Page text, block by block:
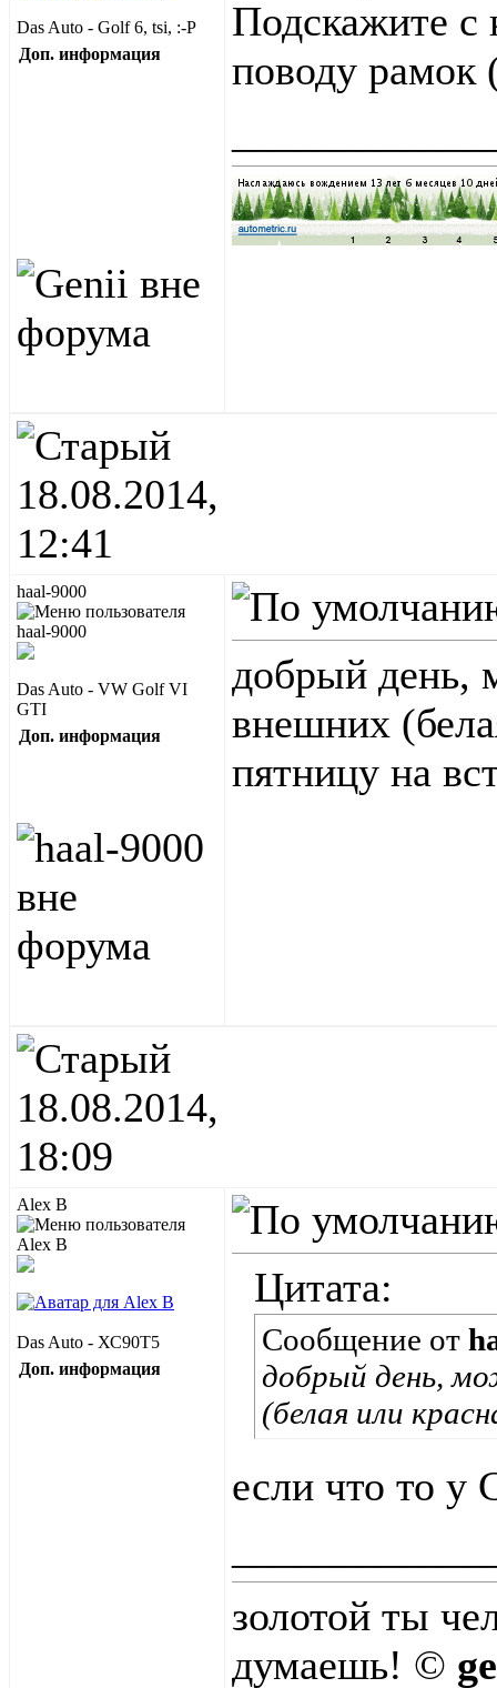
Das Auto - Golf 6, tsi, :-P
Доп. информация
Подскажите с
поводу рамок
18.08.2014,
12:41
haal-9000
Das Auto - VW Golf VI
GTI
Доп. информация
добрый день,
внешних
пятницу на
18.08.2014,
18:09
Alex B
Das Auto - ХС90Т5
Доп. информация
Цитата:
Сообщение от
добрый день,
(белая или
если что то у
золотой ты
думаешь! ©